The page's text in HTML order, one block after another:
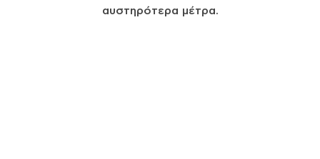
αυστηρότερα μέτρα.